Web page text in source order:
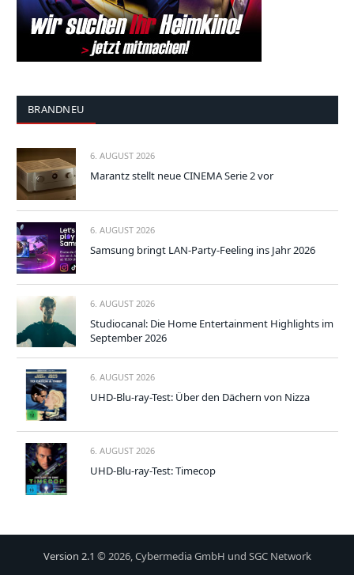
BRANDNEU
6. AUGUST 2026
Marantz stellt neue CINEMA Serie 2 vor
6. AUGUST 2026
Samsung bringt LAN-Party-Feeling ins Jahr 2026
6. AUGUST 2026
Studiocanal: Die Home Entertainment Highlights im
September 2026
6. AUGUST 2026
UHD-Blu-ray-Test: Über den Dächern von Nizza
6. AUGUST 2026
UHD-Blu-ray-Test: Timecop
Version 2.1 © 2026, Cybermedia GmbH und SGC Network